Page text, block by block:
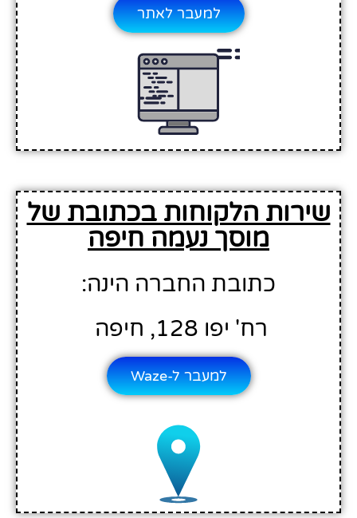
למעבר לאתר
שירות הלקוחות בכתובת של
מוסך נעמה חיפה
כתובת החברה הינה:
רח' יפו 128, חיפה
למעבר ל-Waze